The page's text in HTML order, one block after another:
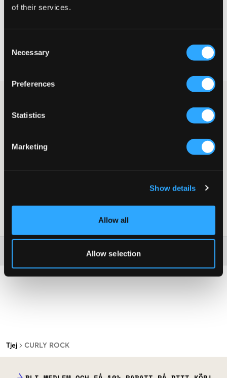
of their services.
Selection
Necessary
Preferences
Statistics
Marketing
Show details
Allow all
Allow selection
Tjej CURLY ROCK
Fri frakt
Öppet köpi 60 dagar
stil under kalla dagar. Med sin mjuka, curly shearling och
robusta sula håller den fötterna varma och torra, och passar
Boot/stövel
Ovandel: Skinn
Mer information om tvättråd